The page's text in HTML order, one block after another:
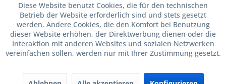
Diese Website benutzt Cookies, die für den technischen
Betrieb der Website erforderlich sind und stets gesetzt
werden. Andere Cookies, die den Komfort bei Benutzung
dieser Website erhöhen, der Direktwerbung dienen oder die
Interaktion mit anderen Websites und sozialen Netzwerken
vereinfachen sollen, werden nur mit Ihrer Zustimmung gesetzt.